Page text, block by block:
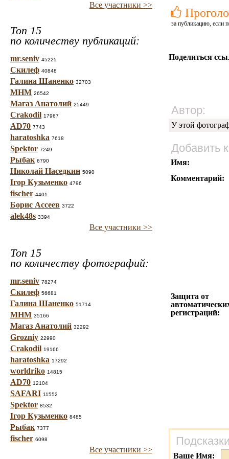
Все участники >>
Топ 15
по количеству публикаций:
mr.seniv 45225
Скилеф 40848
Галина Шаненко 32703
МНМ 26542
Магаз Анатолий 25449
Crakodil 17967
AD70 7743
haratoshka 7618
Spektor 7249
Рыбак 6790
Николай Наседкин 5090
Ігор Кузьменко 4796
fischer 4401
Борис Ассеев 3722
alek48s 3394
Все участники >>
Топ 15
по количеству фотографий:
mr.seniv 78274
Скилеф 56681
Галина Шаненко 51714
МНМ 35166
Магаз Анатолий 32292
Grozniy 22990
Crakodil 19166
haratoshka 17292
worldriko 14815
AD70 12104
SAFARI 11552
Spektor 8532
Ігор Кузьменко 8485
Рыбак 7377
fischer 6098
Все участники >>
за публикацию, если
Поделиться
Автор:
У этой
Добавить
Имя:
Комментарий:
Защита от
регистраций:
Ваше Имя: